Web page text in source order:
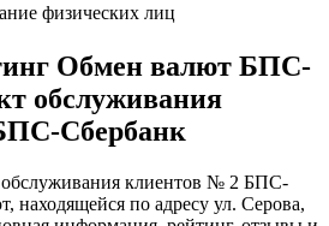
физических лиц
Обмен валют БПС-
обслуживания
Сбербанк
клиентов № 2 БПС-
находящейся по адресу ул. Серова,